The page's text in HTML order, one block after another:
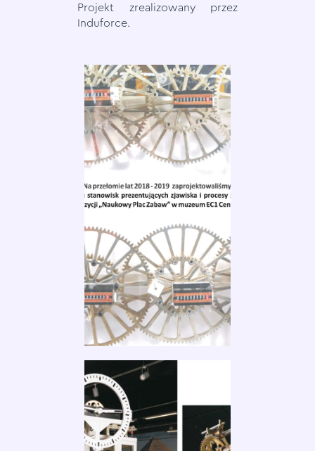
Projekt zrealizowany przez
Induforce.